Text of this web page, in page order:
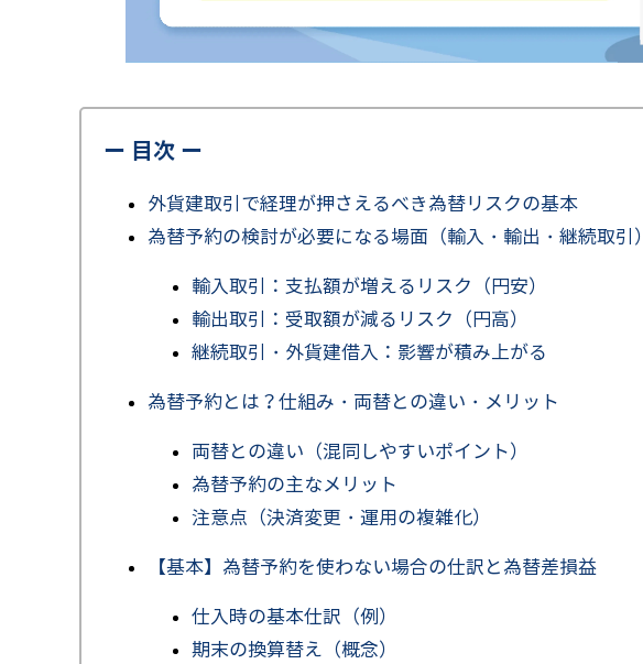
ー 目次 ー
外貨建取引で経理が押さえるべき為替リスクの基本
為替予約の検討が必要になる場面（輸入・輸出・継続取引）
輸入取引：支払額が増えるリスク（円安）
輸出取引：受取額が減るリスク（円高）
継続取引・外貨建借入：影響が積み上がる
為替予約とは？仕組み・両替との違い・メリット
両替との違い（混同しやすいポイント）
為替予約の主なメリット
注意点（決済変更・運用の複雑化）
【基本】為替予約を使わない場合の仕訳と為替差損益
仕入時の基本仕訳（例）
期末の換算替え（概念）